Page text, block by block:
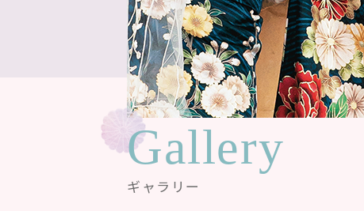
Gallery
ギャラリー